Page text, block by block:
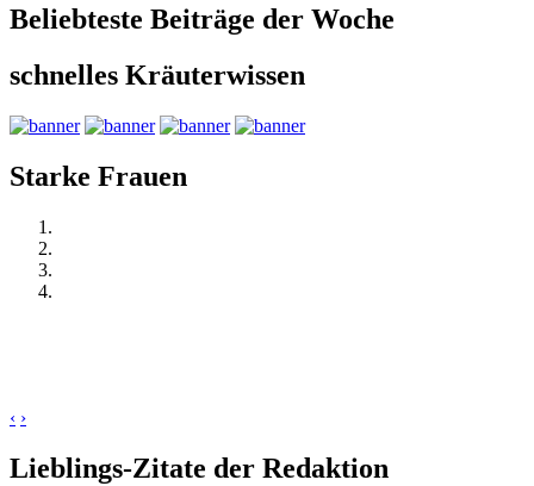
Beliebteste Beiträge der Woche
schnelles Kräuterwissen
Starke Frauen
‹ ›
Lieblings-Zitate der Redaktion